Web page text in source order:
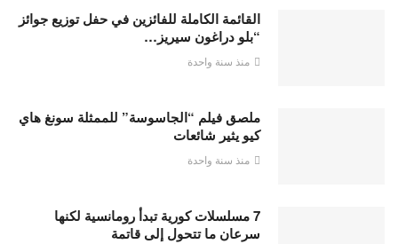
القائمة الكاملة للفائزين في حفل توزيع جوائز
“بلو دراغون سيريز…
منذ سنة واحدة
ملصق فيلم “الجاسوسة” للممثلة سونغ هاي
كيو يثير شائعات
منذ سنة واحدة
7 مسلسلات كورية تبدأ رومانسية لكنها
سرعان ما تتحول إلى قاتمة